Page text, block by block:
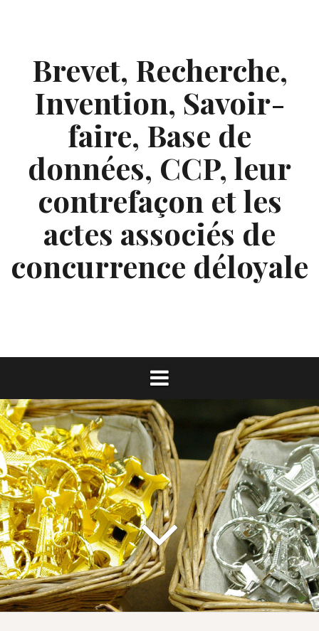
Brevet, Recherche,
Invention, Savoir-
faire, Base de
données, CCP, leur
contrefaçon et les
actes associés de
concurrence déloyale